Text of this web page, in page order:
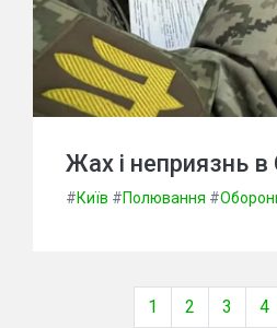
Жах і неприязнь в
#Київ #Полювання #
1 2 3 4